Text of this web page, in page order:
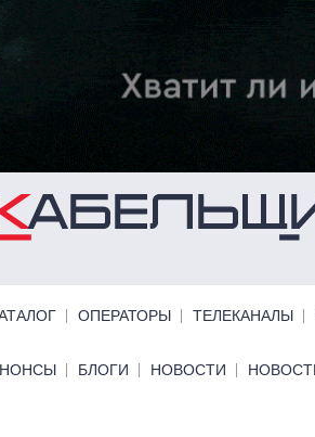
содержанию
ОПЕРАТОРЫ ТЕЛЕКАНАЛЫ
links bottom
БЛОГИ НОВОСТИ